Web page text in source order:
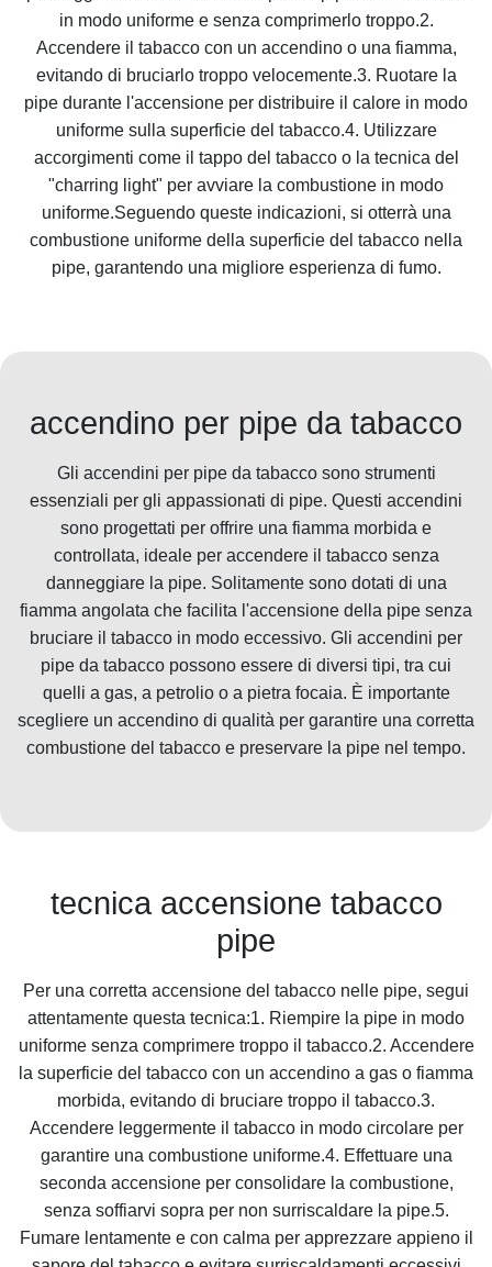
in modo uniforme e senza comprimerlo troppo.2.
Accendere il tabacco con un accendino o una fiamma,
evitando di bruciarlo troppo velocemente.3. Ruotare la
pipe durante l'accensione per distribuire il calore in modo
uniforme sulla superficie del tabacco.4. Utilizzare
accorgimenti come il tappo del tabacco o la tecnica del
"charring light" per avviare la combustione in modo
uniforme.Seguendo queste indicazioni, si otterrà una
combustione uniforme della superficie del tabacco nella
pipe, garantendo una migliore esperienza di fumo.
accendino per pipe da tabacco
Gli accendini per pipe da tabacco sono strumenti
essenziali per gli appassionati di pipe. Questi accendini
sono progettati per offrire una fiamma morbida e
controllata, ideale per accendere il tabacco senza
danneggiare la pipe. Solitamente sono dotati di una
fiamma angolata che facilita l'accensione della pipe senza
bruciare il tabacco in modo eccessivo. Gli accendini per
pipe da tabacco possono essere di diversi tipi, tra cui
quelli a gas, a petrolio o a pietra focaia. È importante
scegliere un accendino di qualità per garantire una corretta
combustione del tabacco e preservare la pipe nel tempo.
tecnica accensione tabacco
pipe
Per una corretta accensione del tabacco nelle pipe, segui
attentamente questa tecnica:1. Riempire la pipe in modo
uniforme senza comprimere troppo il tabacco.2. Accendere
la superficie del tabacco con un accendino a gas o fiamma
morbida, evitando di bruciare troppo il tabacco.3.
Accendere leggermente il tabacco in modo circolare per
garantire una combustione uniforme.4. Effettuare una
seconda accensione per consolidare la combustione,
senza soffiarvi sopra per non surriscaldare la pipe.5.
Fumare lentamente e con calma per apprezzare appieno il